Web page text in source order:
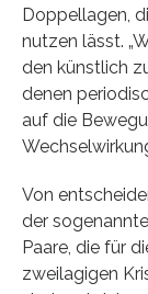
Doppellagen,
nutzen lässt.
den künstlich
denen
auf die
Von
der
Paare, die für
zweilagigen